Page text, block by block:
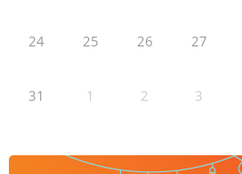
24 25 26 27
31 1 2 3